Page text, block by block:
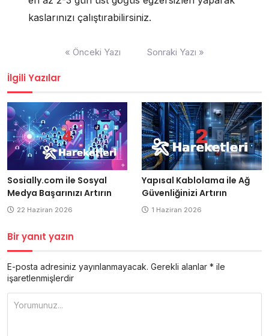
kaslarınızı çalıştırabilirsiniz.
« Önceki Yazı Sonraki Yazı »
İlgili Yazılar
Sosially.com ile Sosyal
Medya Başarınızı Artırın
22 Haziran 2026
Yapısal Kablolama ile Ağ
Güvenliğinizi Artırın
1 Haziran 2026
Bir yanıt yazın
E-posta adresiniz yayınlanmayacak. Gerekli alanlar * ile
işaretlenmişlerdir